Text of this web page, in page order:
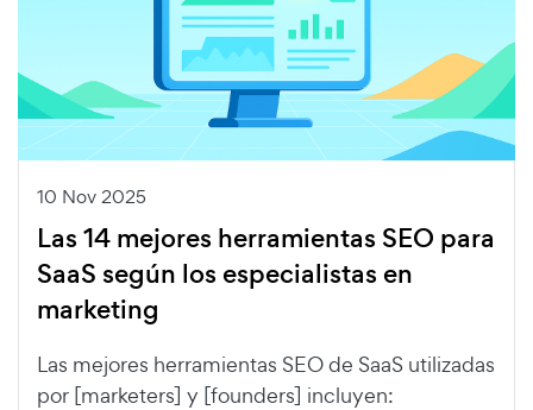
10 Nov 2025
Las 14 mejores herramientas SEO para
SaaS según los especialistas en
marketing
Las mejores herramientas SEO de SaaS utilizadas
por [marketers] y [founders] incluyen: